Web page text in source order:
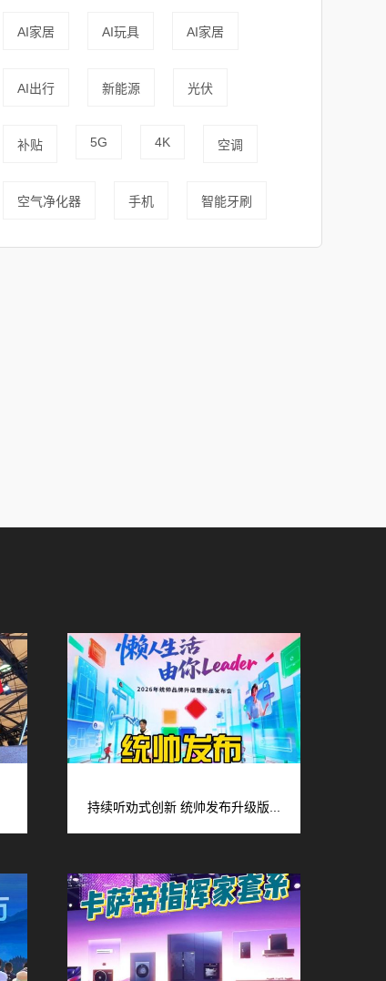
AI家居 AI玩具 AI家居
AI出行 新能源 光伏
补贴 5G 4K 空调
空气净化器 手机 智能牙刷
广告
持续听劝式创新 统帅发布升级版...